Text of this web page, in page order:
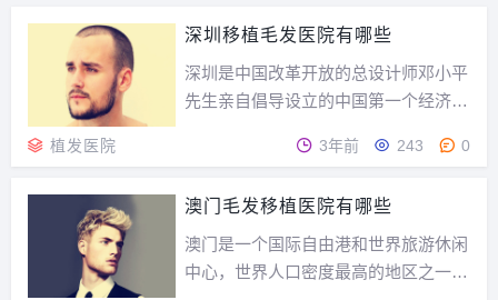
么样？新生毛发移植医院怎么样？新生
植发先后在北京、香港、成都等地创办
了“毛发种植研究院...
深圳移植毛发医院有哪些
深圳是中国改革开放的总设计师邓小平
先生亲自倡导设立的中国第一个经济特
到一座与香港合作打造世界级大都会的
代化建设的精彩缩影。那么深圳移植毛
发医院有哪些？深圳移植毛发医院有哪
些？深圳新生深圳...
植发医院 3年前 243 0
澳门毛发移植医院有哪些
澳门是一个国际自由港和世界旅游休闲
中心，世界人口密度最高的地区之一，